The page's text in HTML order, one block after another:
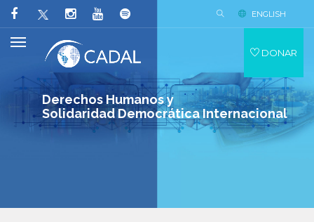
Derechos Humanos y
Solidaridad Democrática Internacional
ENGLISH
DONAR